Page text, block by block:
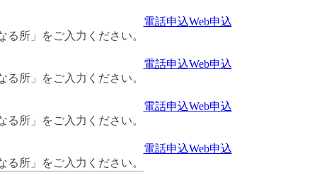
所」をご入力ください。
電話申込Web申込
所」をご入力ください。
電話申込Web申込
所」をご入力ください。
電話申込Web申込
所」をご入力ください。
電話申込Web申込